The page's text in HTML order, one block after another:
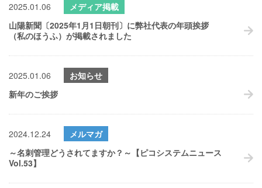
2025.01.06
メディア掲載
山陽新聞〔2025年1月1日朝刊〕に弊社代表の年頭挨拶
（私のほうふ）が掲載されました
2025.01.06
お知らせ
新年のご挨拶
2024.12.24
メルマガ
～名刺管理どうされてますか？～【ピコシステムニュース
Vol.53】